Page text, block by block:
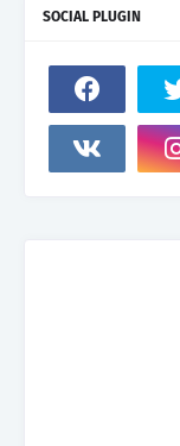
SOCIAL PLUGIN